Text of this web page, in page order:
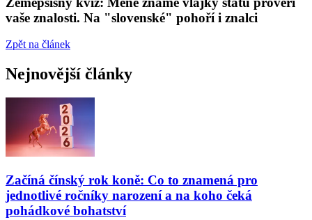
vaše znalosti. Na "slovenské" pohoří i znalci
Zpět na článek
Nejnovější články
Začíná čínský rok koně: Co to znamená pro
jednotlivé ročníky narození a na koho čeká
pohádkové bohatství